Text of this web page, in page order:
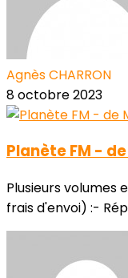
Agnès CHARRON
8 octobre 2023
Planète FM - de
Plusieurs volumes
frais d'envoi) :-